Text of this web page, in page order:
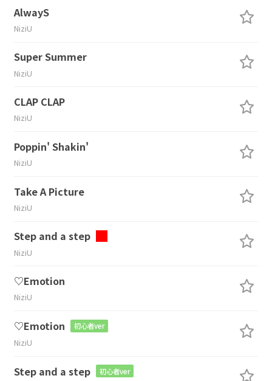
AlwayS
NiziU
Super Summer
NiziU
CLAP CLAP
NiziU
Poppin' Shakin'
NiziU
Take A Picture
NiziU
Step and a step
NiziU
♡Emotion
NiziU
♡Emotion 初心者ver
NiziU
Step and a step 初心者ver